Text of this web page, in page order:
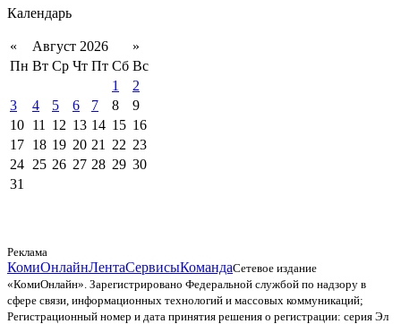
Календарь
« Август 2026
»
Пн Вт Ср Чт Пт Сб Вс
1
2
3
4 5 6 7 8
9
10 11 12 13 14 15 16
17 18 19 20 21 22 23
24 25 26 27 28 29 30
31
Реклама
КомиОнлайнЛентаСервисыКомандаСетевое издание
«КомиОнлайн». Зарегистрировано Федеральной службой по надзору в
сфере связи, информационных технологий и массовых коммуникаций;
Регистрационный номер и дата принятия решения о регистрации: серия Эл